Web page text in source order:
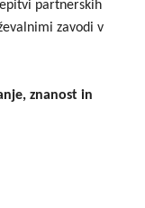
partnerskih
zavodi v
znanost in